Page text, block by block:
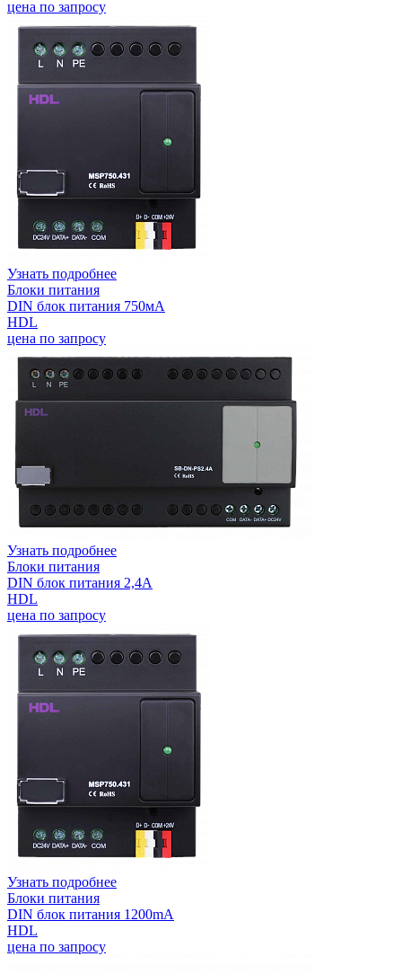
цена по запросу
Узнать подробнее
Блоки питания
DIN блок питания 750мА
HDL
цена по запросу
Узнать подробнее
Блоки питания
DIN блок питания 2,4А
HDL
цена по запросу
Узнать подробнее
Блоки питания
DIN блок питания 1200mA
HDL
цена по запросу